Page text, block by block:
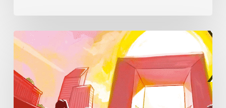
Paris
La
Défense
lance
«
Disparition